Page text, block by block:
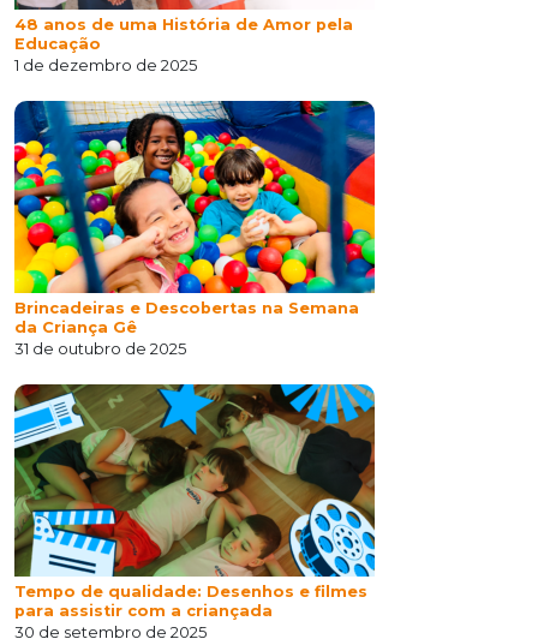
48 anos de uma História de Amor pela
Educação
1 de dezembro de 2025
Brincadeiras e Descobertas na Semana
da Criança Gê
31 de outubro de 2025
Tempo de qualidade: Desenhos e filmes
para assistir com a criançada
30 de setembro de 2025